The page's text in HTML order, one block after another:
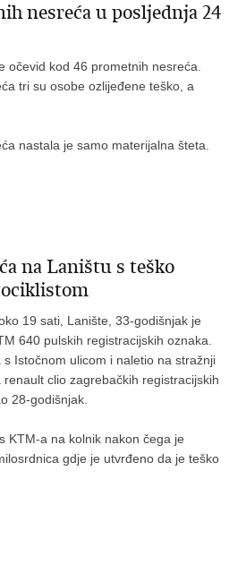
nesreća u posljednja 24
očevid kod 46 prometnih nesreća.
tri su osobe ozlijeđene teško, a
nastala je samo materijalna šteta.
na Laništu s teško
19 sati, Lanište, 33-godišnjak je
640 pulskih registracijskih oznaka.
Istočnom ulicom i naletio na stražnji
clio zagrebačkih registracijskih
28-godišnjak.
KTM-a na kolnik nakon čega je
gdje je utvrđeno da je teško